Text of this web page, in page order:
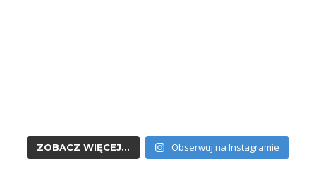
ZOBACZ WIĘCEJ... Obserwuj na Instagramie